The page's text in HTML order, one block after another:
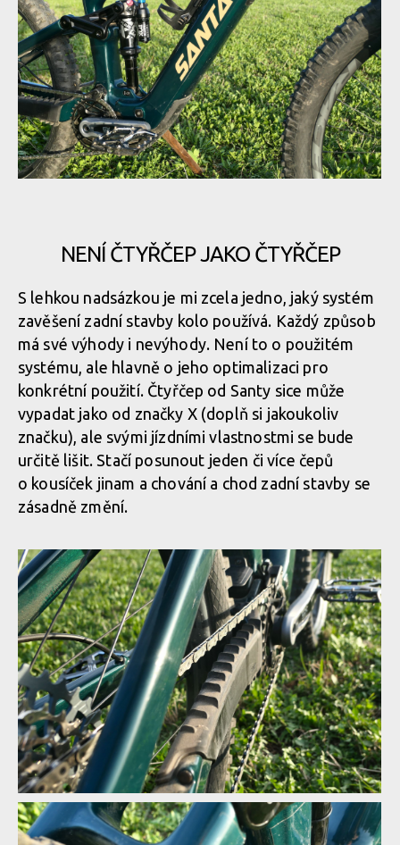
Santa Cruz Vala C GX AXS
Santa Cruz Vala C GX AXS
Santa Cruz Vala C GX AXS
Santa Cruz Vala C GX AXS
Santa Cruz Vala C GX AXS
Santa Cruz Vala C GX AXS
Santa Cruz Vala C GX AXS
Santa Cruz Vala C GX AXS
Santa Cruz Vala C GX AXS
Santa Cruz Vala C GX AXS
Santa Cruz Vala C GX AXS
Santa Cruz Vala C GX AXS
Matně zelený rám doplňují zlaté nápisy
Matně zelený rám doplňují zlaté nápisy
Matně zelený rám doplňují zlaté nápisy
Matně zelený rám doplňují zlaté nápisy
Matně zelený rám doplňují zlaté nápisy
Matně zelený rám doplňují zlaté nápisy
Matně zelený rám doplňují zlaté nápisy
Matně zelený rám doplňují zlaté nápisy
Matně zelený rám doplňují zlaté nápisy
Matně zelený rám doplňují zlaté nápisy
NENÍ ČTYŘČEP JAKO ČTYŘČEP
S lehkou nadsázkou je mi zcela jedno, jaký systém
zavěšení zadní stavby kolo používá. Každý způsob
má své výhody i nevýhody. Není to o použitém
systému, ale hlavně o jeho optimalizaci pro
konkrétní použití. Čtyřčep od Santy sice může
vypadat jako od značky X (doplň si jakoukoliv
značku), ale svými jízdními vlastnostmi se bude
určitě lišit. Stačí posunout jeden či více čepů
o kousíček jinam a chování a chod zadní stavby se
zásadně změní.
Ochrana zadní stavby nechybí